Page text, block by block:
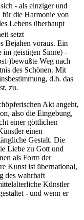
- als einziger und
für die Harmonie von
Lebens überhaupt
setzt
Bejahen voraus. Ein
im geistigen Sinne) -
)bewußte Weg nach
des Schönen. Mit
d.h. das
zu.
Akt angeht,
also die Eingebung,
einer göttlichen
einen
Gestalt. Die
Liebe zu Gott und
als Form der
Kunst ist übernational,
des wahrhaft
Künstler
- und wenn er